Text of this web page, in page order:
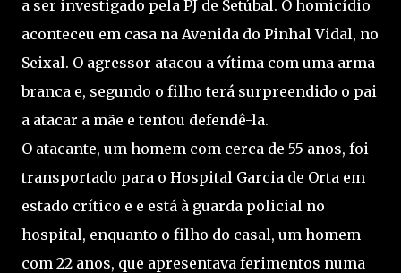
a ser investigado pela PJ de Setúbal. O homicídio
aconteceu em casa na Avenida do Pinhal Vidal, no
Seixal. O agressor atacou a vítima com uma arma
branca e, segundo o filho terá surpreendido o pai
a atacar a mãe e tentou defendê-la.
O atacante, um homem com cerca de 55 anos, foi
transportado para o Hospital Garcia de Orta em
estado crítico e e está à guarda policial no
hospital, enquanto​ o filho do casal, um homem
com 22 anos, que apresentava ferimentos numa